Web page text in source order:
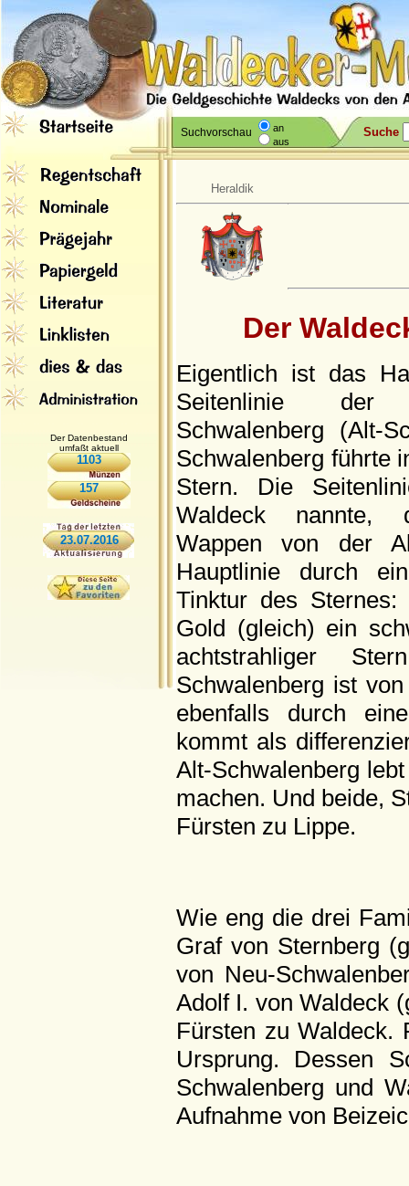
Suchvorschau
an
aus
Suche
Der Datenbestand
umfaßt aktuell
1103
157
23.07.2016
Heraldik
Der
Eigentlich ist das
Seitenlinie
Schwalenberg (Alt-
Schwalenberg führte
Stern. Die
Waldeck nannte,
Wappen von der
Hauptlinie durch
Tinktur des
Gold (gleich) ein
achtstrahliger
Schwalenberg ist
ebenfalls durch
kommt als
Alt-Schwalenberg
machen. Und beide,
Fürsten zu Lippe.
Wie eng die drei
Graf von Sternberg
von Neu-
Adolf I. von Waldeck
Fürsten zu Waldeck.
Ursprung. Dessen
Schwalenberg und
Aufnahme von